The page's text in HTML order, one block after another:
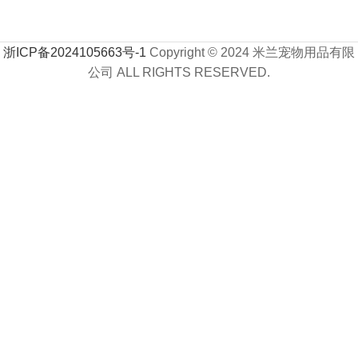
浙ICP备2024105663号-1 Copyright © 2024 米兰宠物用品有限
公司 ALL RIGHTS RESERVED.